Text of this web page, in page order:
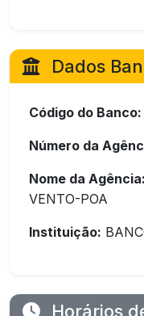
Dados
Código do Banco:
Número da
Nome da Agência:
VENTO-POA
Instituição:
Horários